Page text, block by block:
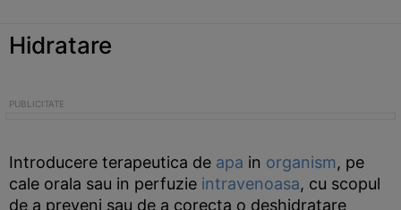
Hidratare
Introducere terapeutica de apa in organism, pe
cale orala sau in perfuzie intravenoasa, cu scopul
de a preveni sau de a corecta o deshidratare